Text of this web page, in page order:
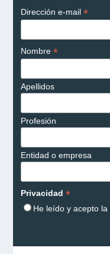
Dirección e-mail *
Nombre *
Apellidos
Profesión
Entidad o empresa
Privacidad *
He leído y acepto la